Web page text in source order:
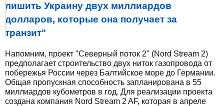
лишить Украину двух миллиардов
долларов, которые она получает за
транзит"
Напомним, проект "Северный поток 2" (Nord Stream 2)
предполагает строительство двух ниток газопровода от
побережья России через Балтийское море до Германии.
Общая пропускная способность запланирована в 55
миллиардов кубометров в год. Для реализации проекта
создана компания Nord Stream 2 AF, которая в апреле